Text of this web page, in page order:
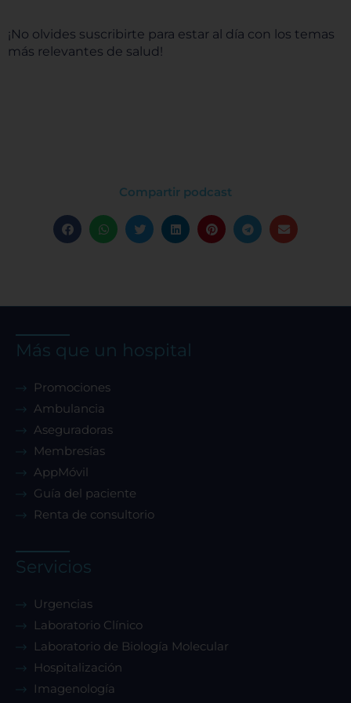
¡No olvides suscribirte para estar al día con los temas
más relevantes de salud!
Compartir podcast
Más que un hospital
Promociones
Ambulancia
Aseguradoras
Membresías
AppMóvil
Guía del paciente
Renta de consultorio
Servicios
Urgencias
Laboratorio Clínico
Laboratorio de Biología Molecular
Hospitalización
Imagenología